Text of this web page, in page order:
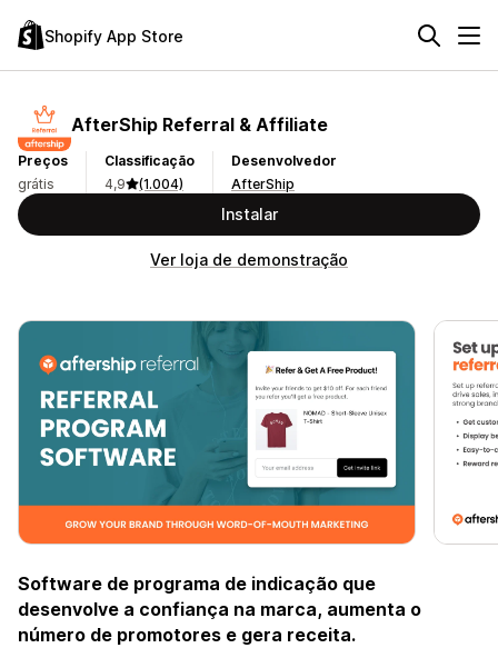
Shopify App Store
AfterShip Referral & Affiliate
Preços
grátis
Classificação
4,9
(1.004)
Desenvolvedor
AfterShip
Instalar
Ver loja de demonstração
Software de programa de indicação que
desenvolve a confiança na marca, aumenta o
número de promotores e gera receita.